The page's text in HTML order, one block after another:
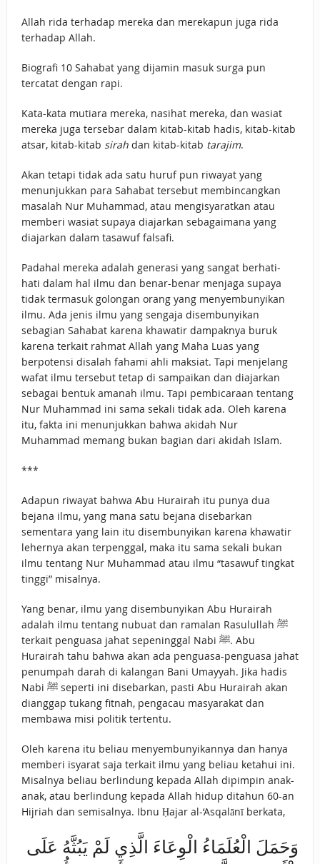
Allah rida terhadap mereka dan merekapun juga rida
terhadap Allah.
Biografi 10 Sahabat yang dijamin masuk surga pun
tercatat dengan rapi.
Kata-kata mutiara mereka, nasihat mereka, dan wasiat
mereka juga tersebar dalam kitab-kitab hadis, kitab-kitab
atsar, kitab-kitab sirahdan kitab-kitab tarajim.
Akan tetapi tidak ada satu huruf pun riwayat yang
menunjukkan para Sahabat tersebut membincangkan
masalah Nur Muhammad, atau mengisyaratkan atau
memberi wasiat supaya diajarkan sebagaimana yang
diajarkan dalam tasawuf falsafi.
Padahal mereka adalah generasi yang sangat berhati-
hati dalam hal ilmu dan benar-benar menjaga supaya
tidak termasuk golongan orang yang menyembunyikan
ilmu. Ada jenis ilmu yang sengaja disembunyikan
sebagian Sahabat karena khawatir dampaknya buruk
karena terkait rahmat Allah yang Maha Luas yang
berpotensi disalah fahami ahli maksiat. Tapi menjelang
wafat ilmu tersebut tetap di sampaikan dan diajarkan
sebagai bentuk amanah ilmu. Tapi pembicaraan tentang
Nur Muhammad ini sama sekali tidak ada. Oleh karena
itu, fakta ini menunjukkan bahwa akidah Nur
Muhammad memang bukan bagian dari akidah Islam.
***
Adapun riwayat bahwa Abu Hurairah itu punya dua
bejana ilmu, yang mana satu bejana disebarkan
sementara yang lain itu disembunyikan karena khawatir
lehernya akan terpenggal, maka itu sama sekali bukan
ilmu tentang Nur Muhammad atau ilmu “tasawuf tingkat
tinggi” misalnya.
Yang benar, ilmu yang disembunyikan Abu Hurairah
adalah ilmu tentang nubuat dan ramalan Rasulullah ﷺ
terkait penguasa jahat sepeninggal Nabi ﷺ. Abu
Hurairah tahu bahwa akan ada penguasa-penguasa jahat
penumpah darah di kalangan Bani Umayyah. Jika hadis
Nabi ﷺ seperti ini disebarkan, pasti Abu Hurairah akan
dianggap tukang fitnah, pengacau masyarakat dan
membawa misi politik tertentu.
Oleh karena itu beliau menyembunyikannya dan hanya
memberi isyarat saja terkait ilmu yang beliau ketahui ini.
Misalnya beliau berlindung kepada Allah dipimpin anak-
anak, atau berlindung kepada Allah hidup ditahun 60-an
Hijriah dan semisalnya. Ibnu Ḥajar al-‘Asqalānī berkata,
وَحَمَلَ الْعُلَمَاءُ الْوِعَاءَ الَّذِي لَمْ يَبُثَّهُ عَلَى